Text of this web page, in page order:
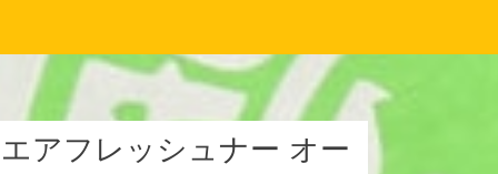
アフレッシュナー オー